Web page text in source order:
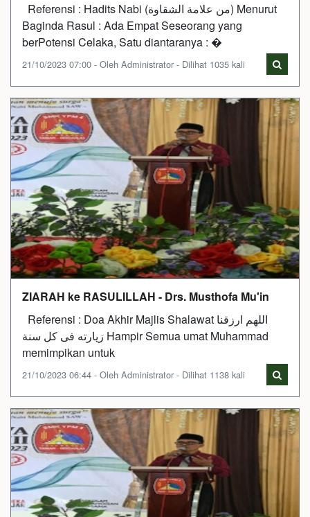
Referensi : Hadits Nabi (من علامة الشقاوة) Menurut
Baginda Rasul : Ada Empat Seseorang yang
berPotensi Celaka, Satu diantaranya : �
21/10/2023 07:00 - Oleh Administrator - Dilihat 1035 kali
ZIARAH ke RASULILLAH - Drs. Musthofa Mu'in
Referensi : Doa Akhir Majlis Shalawat اللهم ارزقنا
زيارته فى كل سنة Hampir Semua umat Muhammad
memimpikan untuk
21/10/2023 06:44 - Oleh Administrator - Dilihat 1138 kali